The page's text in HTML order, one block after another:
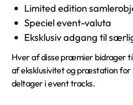
Limited edition
Speciel event-valuta
Eksklusiv adgang til
Hver af disse præmier bidrager
af eksklusivitet og præstation for
deltager i event tracks.